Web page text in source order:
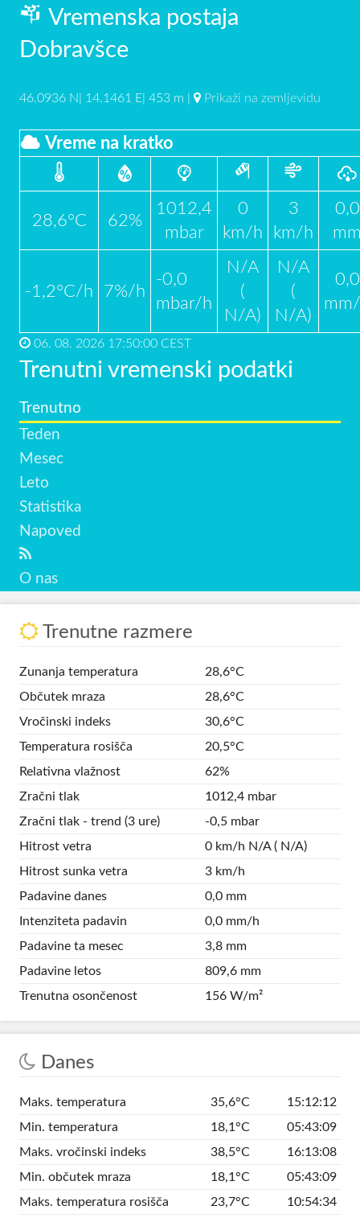
Vremenska postaja
Dobravšce
46.0936 N| 14.1461 E| 453 m | Prikaži na zemljevidu
Vreme na kratko
28,6°C 62%
1012,4
mbar
0
km/h
3
km/h
0,0
-1,2°C/h 7%/h
-0,0
mbar/h
N/A
(
N/A)
N/A
(
N/A)
0,0
06. 08. 2026 17:50:00 CEST
Trenutni vremenski podatki
Trenutno
Teden
Mesec
Leto
Statistika
Napoved
O nas
Trenutne razmere
Zunanja temperatura
28,6°C
Občutek mraza
28,6°C
Vročinski indeks
30,6°C
Temperatura rosišča
20,5°C
Relativna vlažnost
62%
Zračni tlak
1012,4 mbar
Zračni tlak - trend (3 ure)
-0,5 mbar
Hitrost vetra
0 km/h N/A ( N/A)
Hitrost sunka vetra
3 km/h
Padavine danes
0,0 mm
Intenziteta padavin
0,0 mm/h
Padavine ta mesec
3,8 mm
Padavine letos
809,6 mm
Trenutna osončenost
156 W/m²
Danes
Maks. temperatura 35,6°C
15:12:12
Min. temperatura
18,1°C
05:43:09
Maks. vročinski indeks
38,5°C
16:13:08
Min. občutek mraza
18,1°C
05:43:09
Maks. temperatura rosišča
23,7°C
10:54:34